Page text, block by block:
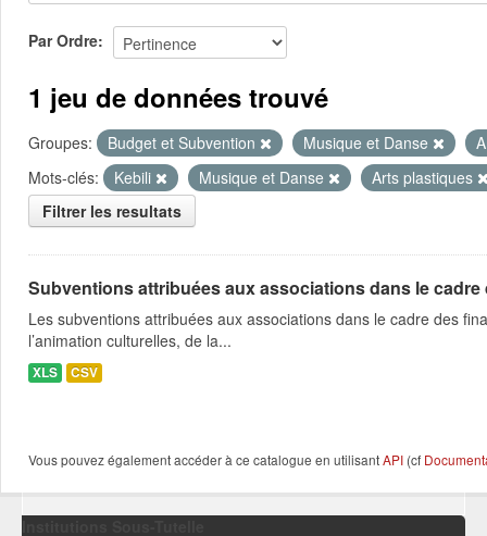
Demandes 0
À propos
Par Ordre
1 jeu de données trouvé
Groupes: Budget et Subvention Musique et Danse
Mots-clés:
Kebili Musique et Danse
Arts plastiques
Filtrer les resultats
Subventions attribuées aux associations dans le
Les subventions attribuées aux associations dans le cadre des
l’animation culturelles, de la...
XLS CSV
Vous pouvez également accéder à ce catalogue en utilisantAPI (cf